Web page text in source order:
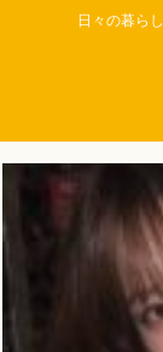
日々の暮ら